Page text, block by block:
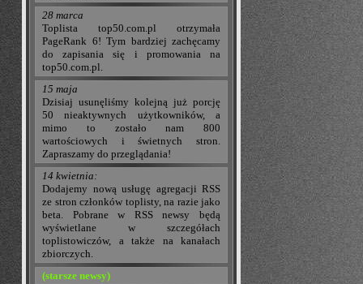
28 marca
Toplista top50.com.pl otrzymała
PageRank 6! Tym bardziej zachęcamy
do zapisania się i promowania na
top50.com.pl.
15 maja
Dzisiaj usunęliśmy kolejną już porcję
50 nieaktywnych użytkowników, a
mimo to zostało nam 800
wartościowych i świetnych stron.
Zapraszamy do przeglądania!
14 kwietnia:
Dodajemy nową usługę agregacji RSS
ze stron członków toplisty, na razie jako
beta. Pobrane w RSS newsy będą
wyświetlane w szczegółach
toplistowiczów, a także na kanałach
zbiorczych.
(starsze newsy)